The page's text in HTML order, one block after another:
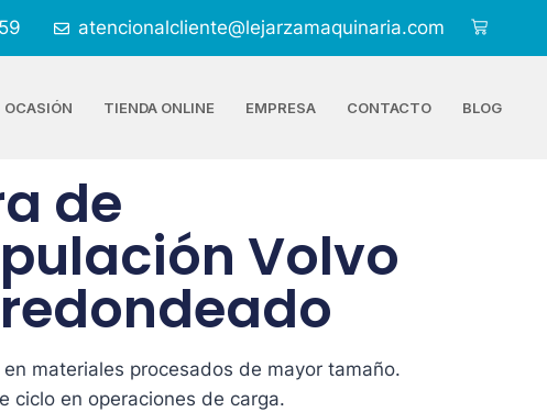
atencionalcliente@lejarzamaquinaria.com
OCASIÓN TIENDA ONLINE EMPRESA CONTACTO BLOG
de
Volvo
materiales procesados de mayor tamaño.
ciclo en operaciones de carga.